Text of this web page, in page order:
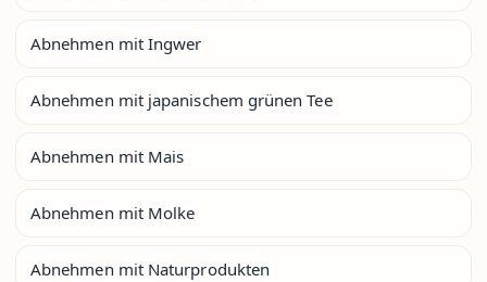
Abnehmen mit Ingwer
Abnehmen mit japanischem grünen Tee
Abnehmen mit Mais
Abnehmen mit Molke
Abnehmen mit Naturprodukten